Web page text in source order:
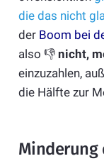
die das nicht
der Boom bei
also 👎 nicht,
einzuzahlen,
die Hälfte zur
Minderung